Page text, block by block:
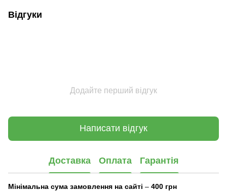
Відгуки
Додайте перший відгук
Написати відгук
Доставка Оплата Гарантія
Мінімальна сума замовлення на сайті – 400 грн